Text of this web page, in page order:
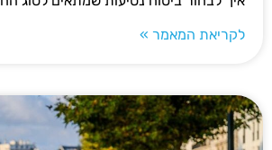
לקריאת המאמר »